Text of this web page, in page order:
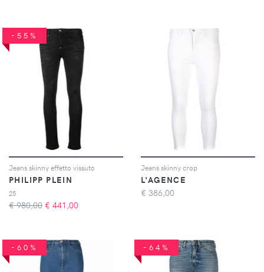
-55%
Jeans skinny effetto vissuto
PHILIPP PLEIN
25
€ 980,00 € 441,00
Jeans skinny crop
L'AGENCE
€ 386,00
-60% -64%